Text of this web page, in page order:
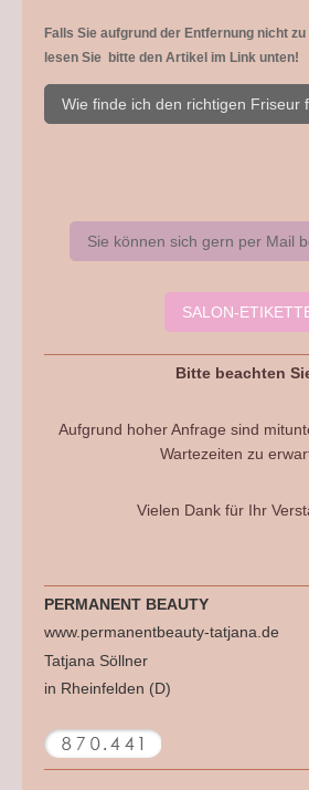
Falls Sie aufgrund der Entfernung nicht
lesen Sie bitte den Artikel im Link unten!
Wie finde ich den richtigen Friseur
Sie können sich gern per Mail
SALON-
Bitte beachten
Aufgrund hoher Anfrage sind
Wartezeiten zu
Vielen Dank für Ihr
PERMANENT BEAUTY
www.permanentbeauty-tatjana.de
Tatjana Söllner
in Rheinfelden (D)